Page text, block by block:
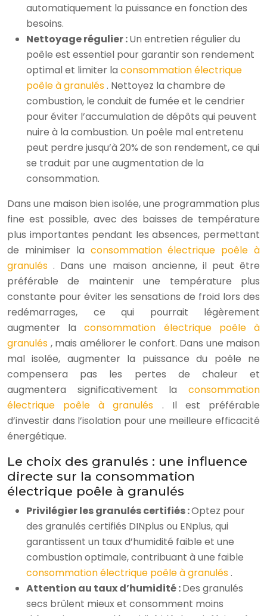
automatiquement la puissance en fonction des
besoins.
Nettoyage régulier :Un entretien régulier du
poêle est essentiel pour garantir son rendement
optimal et limiter la consommation électrique
poêle à granulés. Nettoyez la chambre de
combustion, le conduit de fumée et le cendrier
pour éviter l’accumulation de dépôts qui peuvent
nuire à la combustion. Un poêle mal entretenu
peut perdre jusqu’à 20% de son rendement, ce qui
se traduit par une augmentation de la
consommation.
Dans une maison bien isolée, une programmation plus
fine est possible, avec des baisses de température
plus importantes pendant les absences, permettant
de minimiser la consommation électrique poêle à
granulés. Dans une maison ancienne, il peut être
préférable de maintenir une température plus
constante pour éviter les sensations de froid lors des
redémarrages, ce qui pourrait légèrement
augmenter laconsommation électrique poêle à
granulés , mais améliorer le confort. Dans une maison
mal isolée, augmenter la puissance du poêle ne
compensera pas les pertes de chaleur et
augmentera significativement la consommation
électrique poêle à granulés . Il est préférable
d’investir dans l’isolation pour une meilleure efficacité
énergétique.
Le choix des granulés : une influence
directe sur la consommation
électrique poêle à granulés
Privilégier les granulés certifiés :Optez pour
des granulés certifiés DINplus ou ENplus, qui
garantissent un taux d’humidité faible et une
combustion optimale, contribuant à une faible
consommation électrique poêle à granulés.
Attention au taux d’humidité :Des granulés
secs brûlent mieux et consomment moins